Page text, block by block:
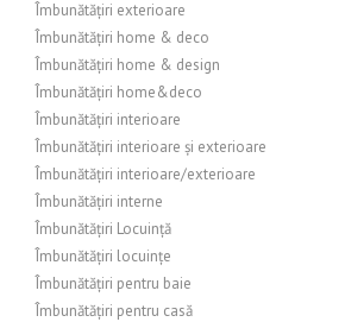
Îmbunătățiri exterioare
Îmbunătățiri home & deco
Îmbunătățiri home & design
Îmbunătățiri home&deco
Îmbunătățiri interioare
Îmbunătățiri interioare și exterioare
Îmbunătățiri interioare/exterioare
Îmbunătățiri interne
Îmbunătățiri Locuință
Îmbunătățiri locuințe
Îmbunătățiri pentru baie
Îmbunătățiri pentru casă